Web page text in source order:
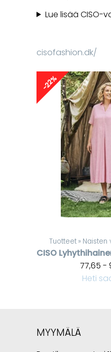
Lue lisää CISO-
cisofashion.dk/
-22%
Tuotteet ‪» Naisten
CISO
77,65 -
Heti
MYYMÄLÄ